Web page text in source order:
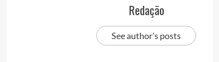
Redação
See author's posts